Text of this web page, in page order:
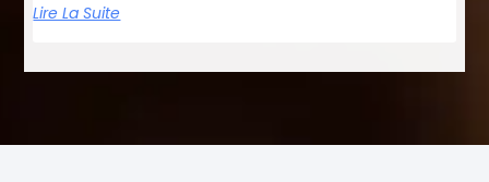
Lire La Suite